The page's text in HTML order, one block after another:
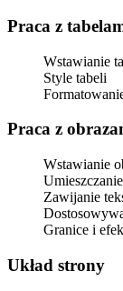
Praca z
Wstawianie
Style tabeli
Praca z
Wstawianie
Zawijanie
Granice i
Układ strony